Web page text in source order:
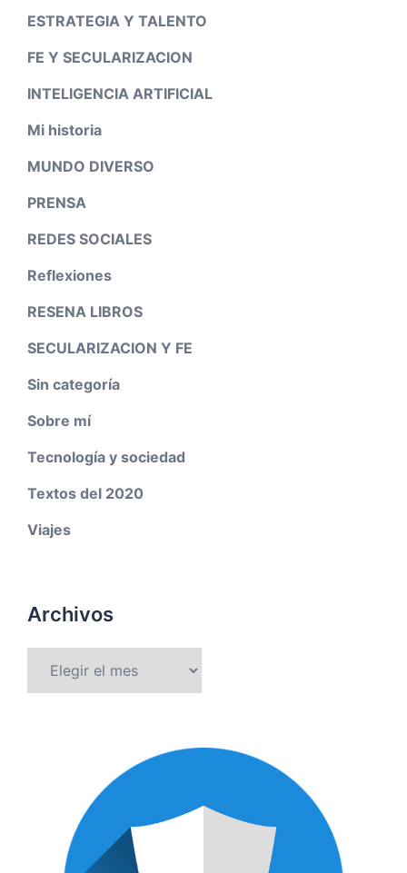
ESTRATEGIA Y TALENTO
FE Y SECULARIZACION
INTELIGENCIA ARTIFICIAL
Mi historia
MUNDO DIVERSO
PRENSA
REDES SOCIALES
Reflexiones
RESENA LIBROS
SECULARIZACION Y FE
Sin categoría
Sobre mí
Tecnología y sociedad
Textos del 2020
Viajes
Archivos